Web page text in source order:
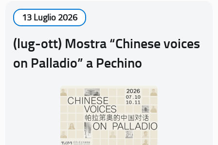
13 Luglio 2026
(lug-ott) Mostra “Chinese voices
on Palladio” a Pechino